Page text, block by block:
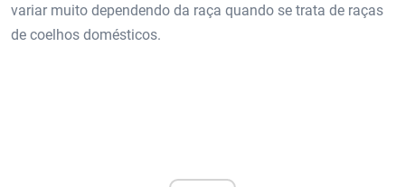
variar muito dependendo da raça quando se trata de raças
de coelhos domésticos.